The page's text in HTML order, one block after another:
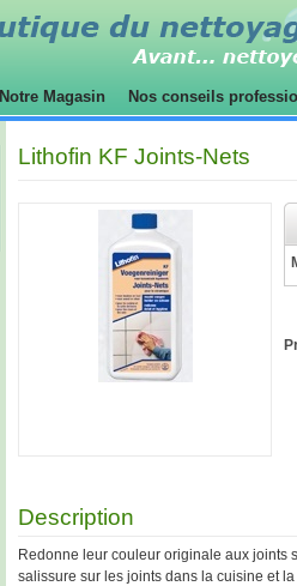
Notre Magasin Nos conseils
Lithofin KF Joints-Nets
Description
Redonne leur couleur originale aux joints
salissure sur les joints dans la cuisine et